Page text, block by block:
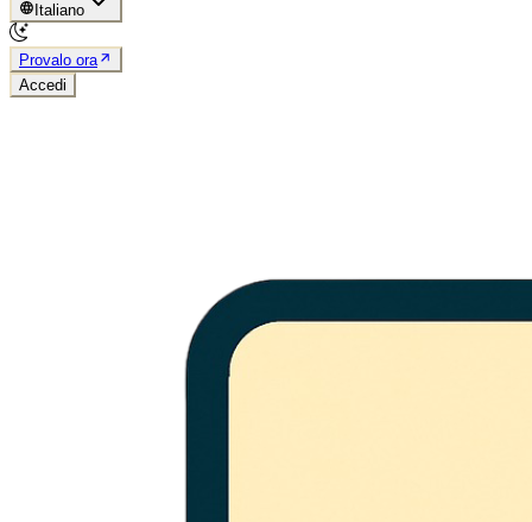
Italiano
Provalo ora
Accedi